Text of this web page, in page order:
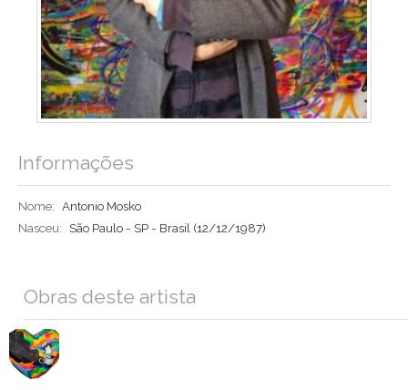
Informações
Nome: Antonio Mosko
Nasceu:
São Paulo - SP - Brasil (12/12/1987)
Obras deste artista